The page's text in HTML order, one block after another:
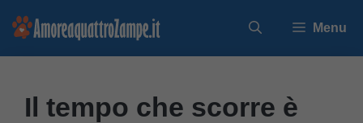
Vai
Menu
Il tempo che scorre è